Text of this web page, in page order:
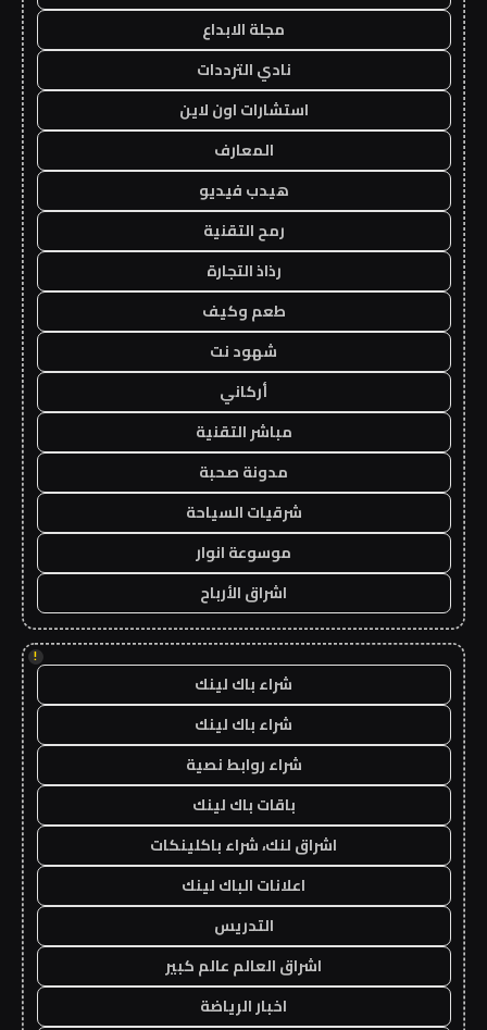
مجلة الابداع
نادي الترددات
استشارات اون لاين
المعارف
هيدب فيديو
رمح التقنية
رذاذ التجارة
طعم وكيف
شهود نت
أركاني
مباشر التقنية
مدونة صحبة
شرقيات السياحة
موسوعة انوار
اشراق الأرباح
!
شراء باك لينك
شراء باك لينك
شراء روابط نصية
باقات باك لينك
اشراق لنك، شراء باكلينكات
اعلانات الباك لينك
التدريس
اشراق العالم عالم كبير
اخبار الرياضة